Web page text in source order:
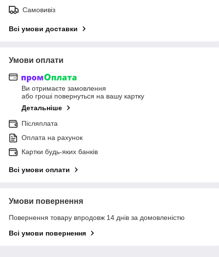
Самовивіз
Всі умови доставки
Умови оплати
Ви отримаєте замовлення
або гроші повернуться на вашу картку
Детальніше
Післяплата
Оплата на рахунок
Картки будь-яких банків
Всі умови оплати
Умови повернення
Повернення товару впродовж 14 днів за домовленістю
Всі умови повернення